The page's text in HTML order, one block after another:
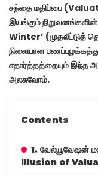
சந்தை மதிப்பை
இயங்கும்
Winter’ (முதலீட்டுத்
நிலையான
எதார்த்தத்தையும் இந்த
அலசுவோம்.
Contents
1. வேல்யூவேஷன்
Illusion of